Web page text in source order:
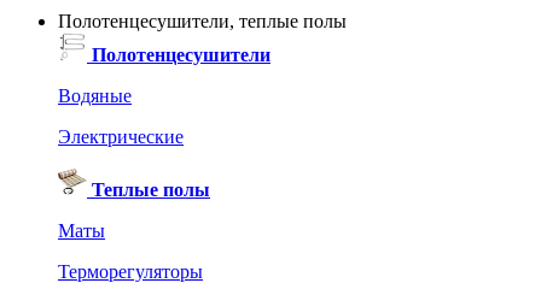
Полотенцесушители, теплые полы
Полотенцесушители
Водяные
Электрические
Теплые полы
Маты
Терморегуляторы